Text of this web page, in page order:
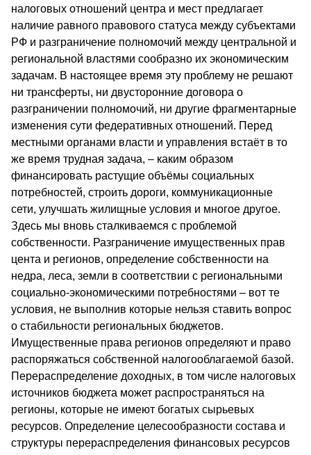
налоговых отношений центра и мест предлагает
наличие равного правового статуса между субъектами
РФ и разграничение полномочий между центральной и
региональной властями сообразно их экономическим
задачам. В настоящее время эту проблему не решают
ни трансферты, ни двусторонние договора о
разграничении полномочий, ни другие фрагментарные
изменения сути федеративных отношений. Перед
местными органами власти и управления встаёт в то
же время трудная задача, – каким образом
финансировать растущие объёмы социальных
потребностей, строить дороги, коммуникационные
сети, улучшать жилищные условия и многое другое.
Здесь мы вновь сталкиваемся с проблемой
собственности. Разграничение имущественных прав
цента и регионов, определение собственности на
недра, леса, земли в соответствии с региональными
социально-экономическими потребностями – вот те
условия, не выполнив которые нельзя ставить вопрос
о стабильности региональных бюджетов.
Имущественные права регионов определяют и право
распоряжаться собственной налогооблагаемой базой.
Перераспределение доходных, в том числе налоговых
источников бюджета может распространяться на
регионы, которые не имеют богатых сырьевых
ресурсов. Определение целесообразности состава и
структуры перераспределения финансовых ресурсов